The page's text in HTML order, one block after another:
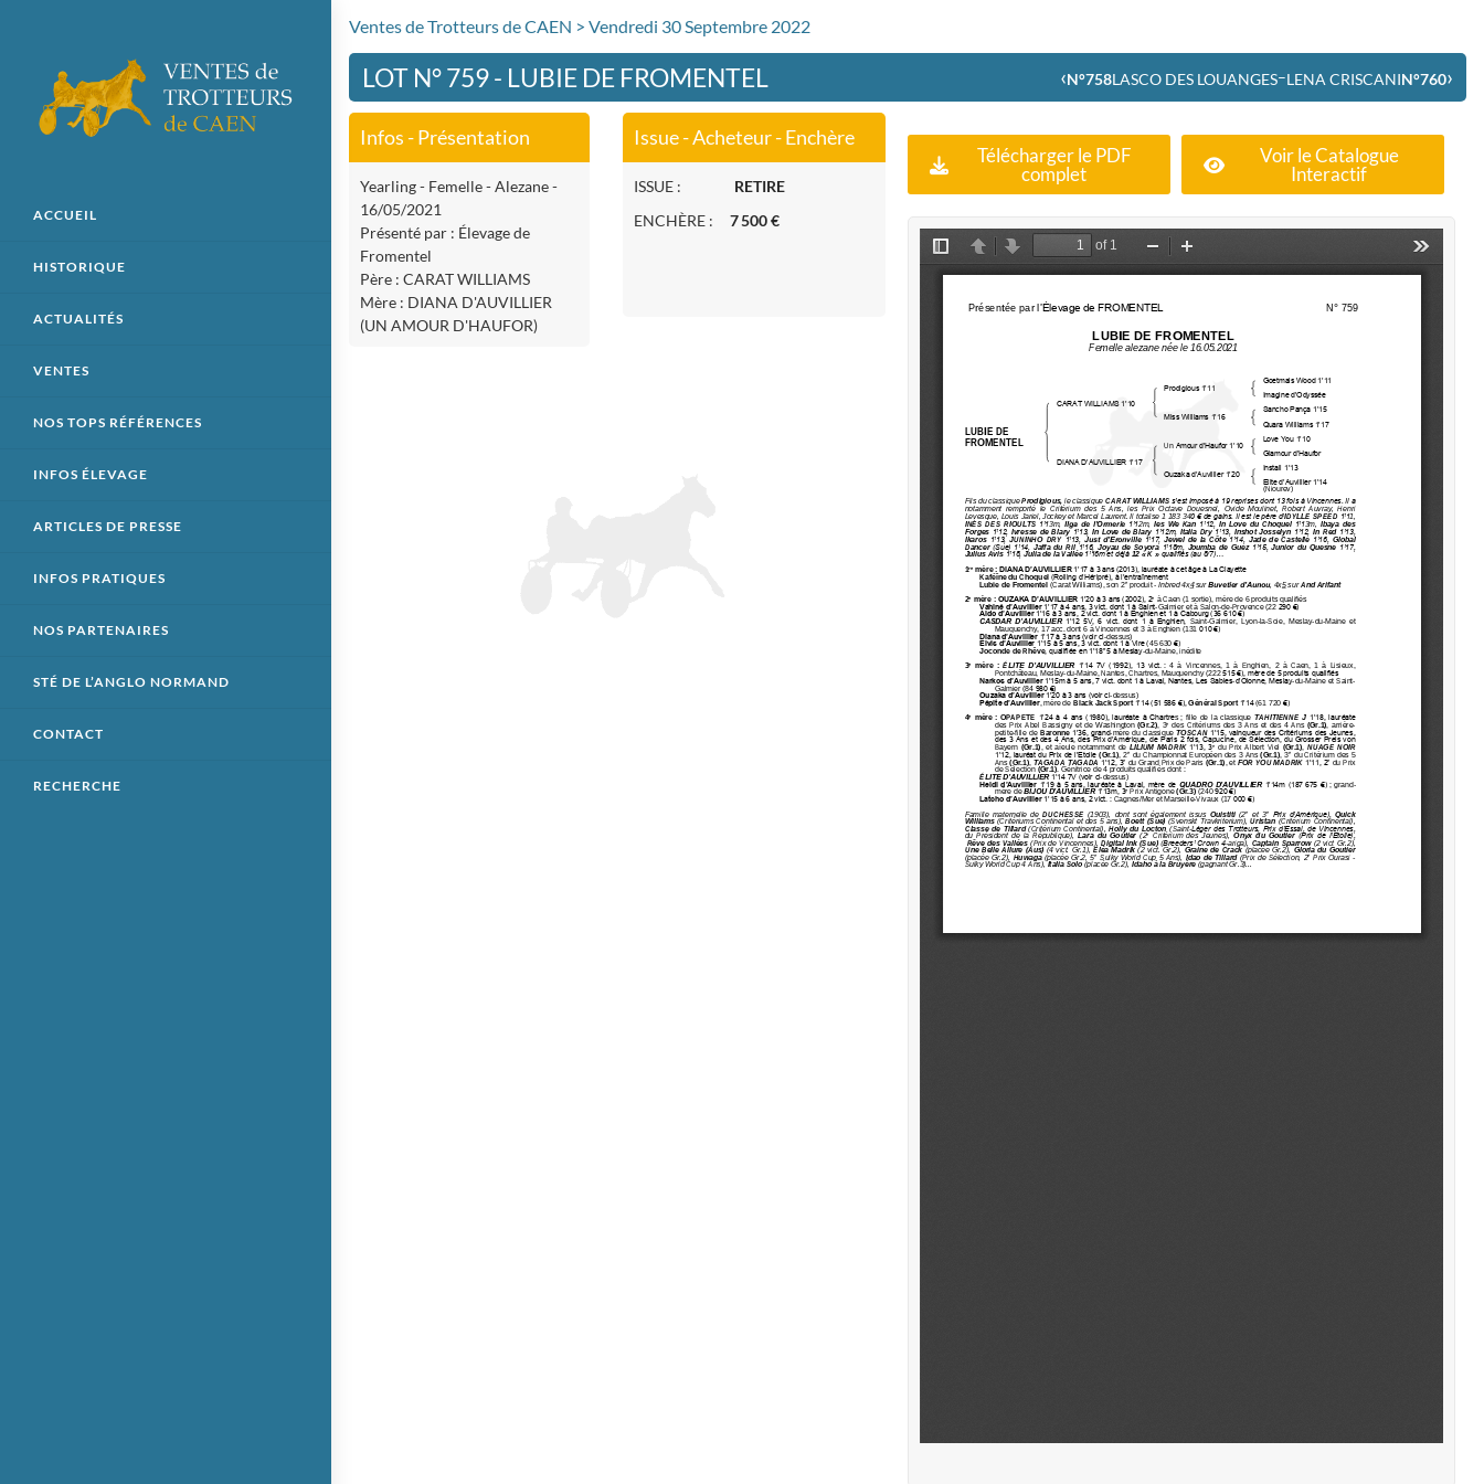
ACCUEIL
HISTORIQUE
ACTUALITÉS
VENTES
NOS TOPS RÉFÉRENCES
INFOS ÉLEVAGE
ARTICLES DE PRESSE
INFOS PRATIQUES
NOS PARTENAIRES
STÉ DE L’ANGLO NORMAND
CONTACT
RECHERCHE
Ventes de Trotteurs de CAEN > Vendredi 30 Septembre 2022
LOT N° 759 - LUBIE DE FROMENTEL ‹N°758LASCO DES LOUANGES–LENA CRISCANIN°760›
Infos - Présentation
Yearling - Femelle - Alezane -
16/05/2021
Présenté par : Élevage de
Fromentel
Père : CARAT WILLIAMS
Mère : DIANA D'AUVILLIER
(UN AMOUR D'HAUFOR)
Issue - Acheteur - Enchère
ISSUE : RETIRE
ENCHÈRE : 7 500 €
Télécharger le PDF
complet
Voir le Catalogue
Interactif